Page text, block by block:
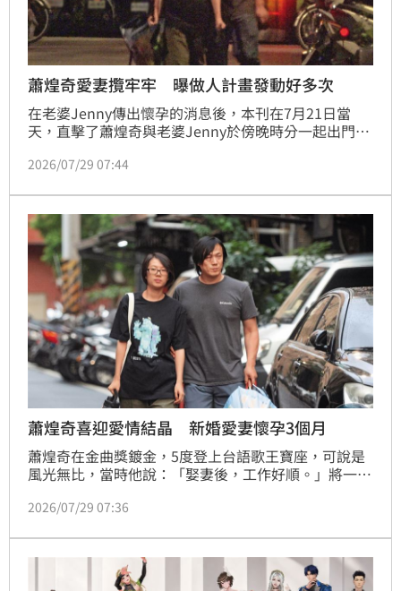
蕭煌奇愛妻攬牢牢 曝做人計畫發動好多次
在老婆Jenny傳出懷孕的消息後，本刊在7月21日當
天，直擊了蕭煌奇與老婆Jenny於傍晚時分一起出門，
2026/07/29 07:44
蕭煌奇喜迎愛情結晶 新婚愛妻懷孕3個月
蕭煌奇在金曲獎鍍金，5度登上台語歌王寶座，可說是
風光無比，當時他說：「娶妻後，工作好順。」將一切
如今，本刊接獲線報，指Jenny已懷孕近3個月，對將
2026/07/29 07:36